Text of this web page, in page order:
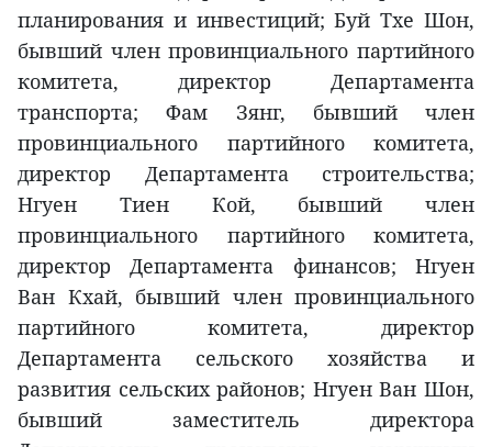
планирования и инвестиций; Буй Тхе Шон,
бывший член провинциального партийного
комитета, директор Департамента
транспорта; Фам Зянг, бывший член
провинциального партийного комитета,
директор Департамента строительства;
Нгуен Тиен Кой, бывший член
провинциального партийного комитета,
директор Департамента финансов; Нгуен
Ван Кхай, бывший член провинциального
партийного комитета, директор
Департамента сельского хозяйства и
развития сельских районов; Нгуен Ван Шон,
бывший заместитель директора